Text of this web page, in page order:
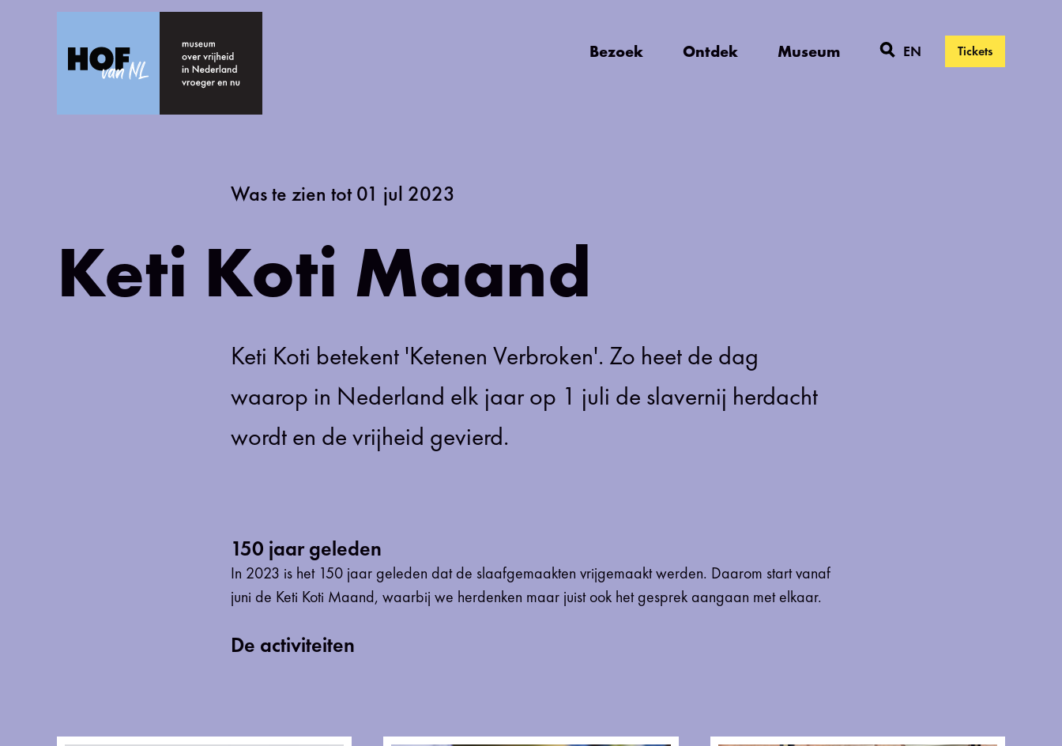
Bezoek Ontdek Museum EN Tickets
Was te zien tot 01 jul 2023
Keti Koti Maand
Keti Koti betekent 'Ketenen Verbroken'. Zo heet de dag
waarop in Nederland elk jaar op 1 juli de slavernij herdacht
wordt en de vrijheid gevierd.
150 jaar geleden
In 2023 is het 150 jaar geleden dat de slaafgemaakten vrijgemaakt werden. Daarom start vanaf
juni de Keti Koti Maand, waarbij we herdenken maar juist ook het gesprek aangaan met elkaar.
De activiteiten